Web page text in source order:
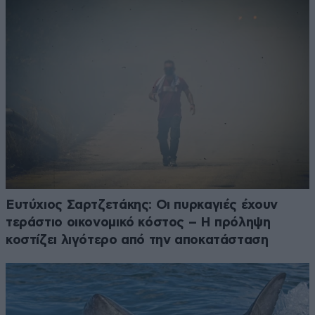
Ευτύχιος Σαρτζετάκης: Οι πυρκαγιές έχουν
τεράστιο οικονομικό κόστος – Η πρόληψη
κοστίζει λιγότερο από την αποκατάσταση